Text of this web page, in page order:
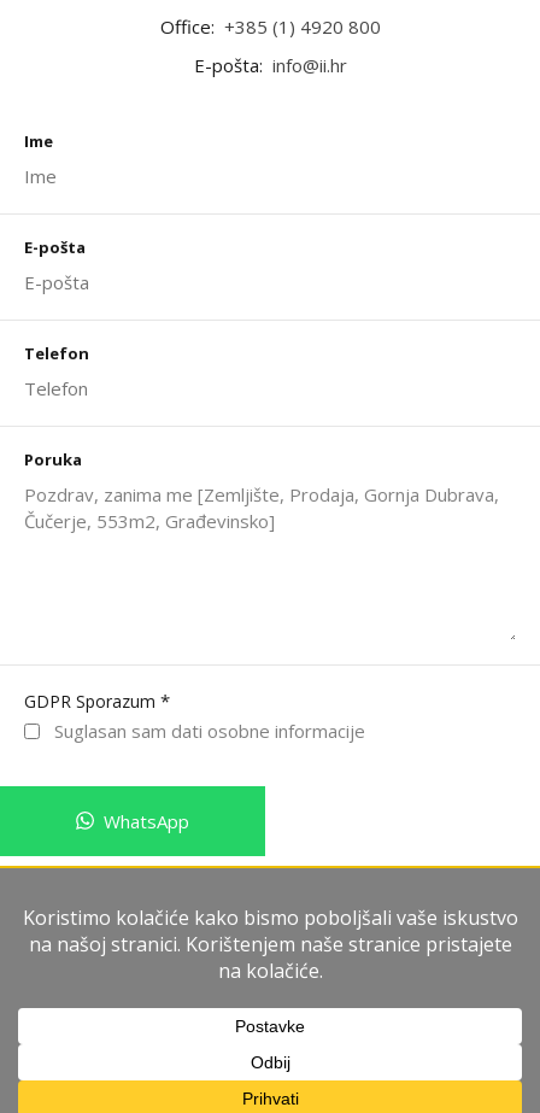
Office: +385 (1) 4920 800
E-pošta: info@ii.hr
Ime
E-pošta
Telefon
Poruka
GDPR Sporazum *
Suglasan sam dati osobne informacije
WhatsApp
Imperium Immobiliare